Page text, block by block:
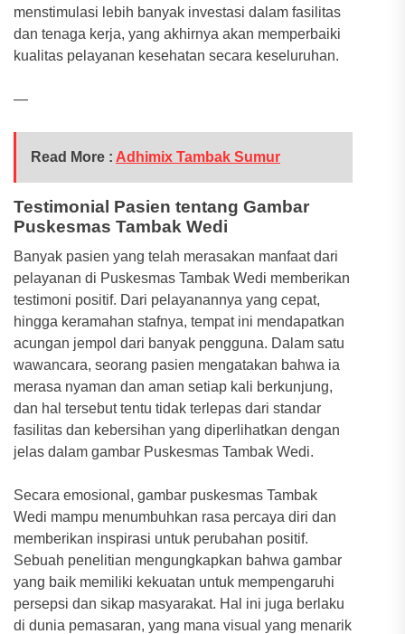
menstimulasi lebih banyak investasi dalam fasilitas
dan tenaga kerja, yang akhirnya akan memperbaiki
kualitas pelayanan kesehatan secara keseluruhan.
—
Read More : Adhimix Tambak Sumur
Testimonial Pasien tentang Gambar
Puskesmas Tambak Wedi
Banyak pasien yang telah merasakan manfaat dari
pelayanan di Puskesmas Tambak Wedi memberikan
testimoni positif. Dari pelayanannya yang cepat,
hingga keramahan stafnya, tempat ini mendapatkan
acungan jempol dari banyak pengguna. Dalam satu
wawancara, seorang pasien mengatakan bahwa ia
merasa nyaman dan aman setiap kali berkunjung,
dan hal tersebut tentu tidak terlepas dari standar
fasilitas dan kebersihan yang diperlihatkan dengan
jelas dalam gambar Puskesmas Tambak Wedi.
Secara emosional, gambar puskesmas Tambak
Wedi mampu menumbuhkan rasa percaya diri dan
memberikan inspirasi untuk perubahan positif.
Sebuah penelitian mengungkapkan bahwa gambar
yang baik memiliki kekuatan untuk mempengaruhi
persepsi dan sikap masyarakat. Hal ini juga berlaku
di dunia pemasaran, yang mana visual yang menarik